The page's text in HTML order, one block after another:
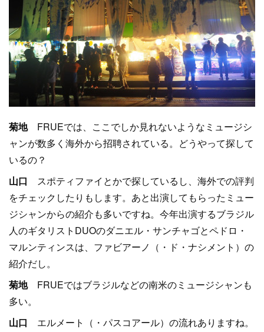
菊地FRUEでは、ここでしか見れないようなミュージシ
ャンが数多く海外から招聘されている。どうやって探して
いるの？
山口 スポティファイとかで探しているし、海外での評判
をチェックしたりもします。あと出演してもらったミュー
ジシャンからの紹介も多いですね。今年出演するブラジル
人のギタリストDUOのダニエル・サンチャゴとペドロ・
マルンティンスは、ファビアーノ（・ド・ナシメント）の
紹介だし。
菊地FRUEではブラジルなどの南米のミュージシャンも
多い。
山口 エルメート（・パスコアール）の流れありますね。